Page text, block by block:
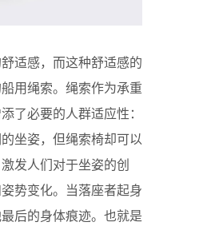
适感，而这种舒适感的
用绳索。绳索作为承重
了必要的人群适应性：
坐姿，但绳索椅却可以
发人们对于坐姿的创
势变化。当落座者起身
后的身体痕迹。也就是